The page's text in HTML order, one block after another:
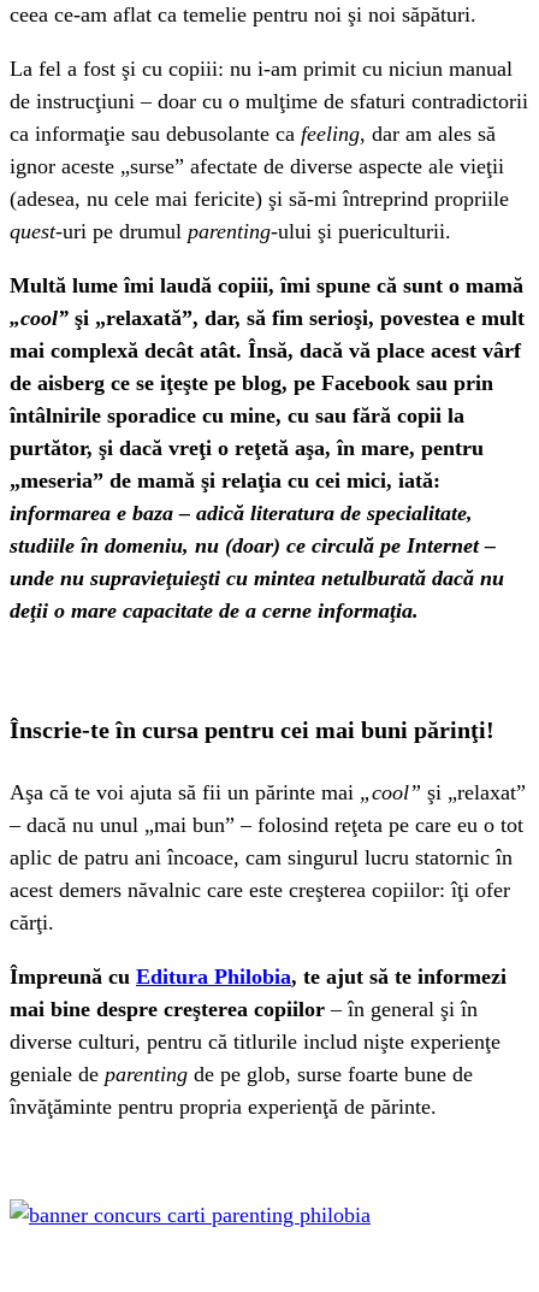
ceea ce-am aflat ca temelie pentru noi şi noi săpături.
La fel a fost şi cu copiii: nu i-am primit cu niciun manual
de instrucţiuni – doar cu o mulţime de sfaturi contradictorii
ca informaţie sau debusolante ca feeling, dar am ales să
ignor aceste „surse” afectate de diverse aspecte ale vieţii
(adesea, nu cele mai fericite) şi să-mi întreprind propriile
quest-uri pe drumul parenting-ului şi puericulturii.
Multă lume îmi laudă copiii, îmi spune că sunt o mamă
„cool” şi „relaxată”, dar, să fim serioşi, povestea e mult
mai complexă decât atât. Însă, dacă vă place acest vârf
de aisberg ce se iţeşte pe blog, pe Facebook sau prin
întâlnirile sporadice cu mine, cu sau fără copii la
purtător, şi dacă vreţi o reţetă aşa, în mare, pentru
„meseria” de mamă şi relaţia cu cei mici, iată:
informarea e baza – adică literatura de specialitate,
studiile în domeniu, nu (doar) ce circulă pe Internet –
unde nu supravieţuieşti cu mintea netulburată dacă nu
deţii o mare capacitate de a cerne informaţia.
Înscrie-te în cursa pentru cei mai buni părinţi!
Aşa că te voi ajuta să fii un părinte mai „cool” şi „relaxat”
– dacă nu unul „mai bun” – folosind reţeta pe care eu o tot
aplic de patru ani încoace, cam singurul lucru statornic în
acest demers năvalnic care este creşterea copiilor: îţi ofer
cărţi.
Împreună cu Editura Philobia, te ajut să te informezi
mai bine despre creşterea copiilor – în general şi în
diverse culturi, pentru că titlurile includ nişte experienţe
geniale de parenting de pe glob, surse foarte bune de
învăţăminte pentru propria experienţă de părinte.